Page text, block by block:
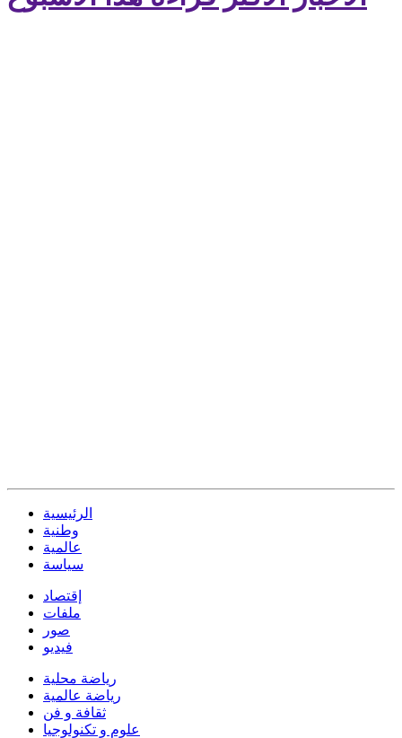
الرئيسية
وطنية
عالمية
سياسة
إقتصاد
ملفات
صور
فيديو
رياضة محلية
رياضة عالمية
ثقافة و فن
علوم و تكنولوجيا